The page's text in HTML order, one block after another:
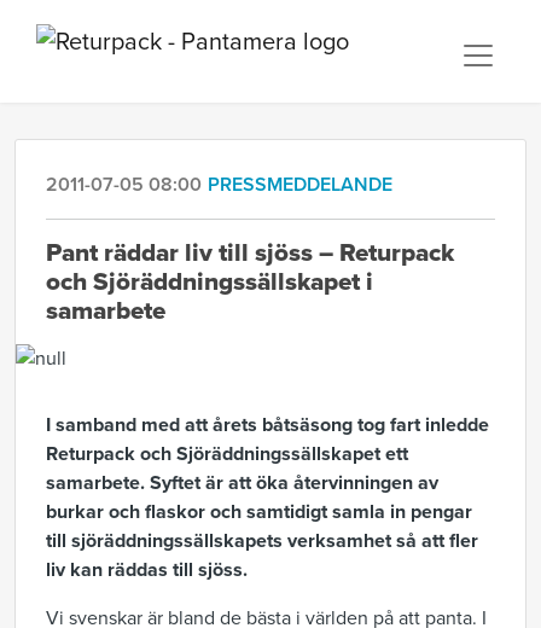
2011-07-05 08:00 PRESSMEDDELANDE
Pant räddar liv till sjöss – Returpack
och Sjöräddningssällskapet i
samarbete
I samband med att årets båtsäsong tog fart inledde
Returpack och Sjöräddningssällskapet ett
samarbete. Syftet är att öka återvinningen av
burkar och flaskor och samtidigt samla in pengar
till sjöräddningssällskapets verksamhet så att fler
liv kan räddas till sjöss.
Vi svenskar är bland de bästa i världen på att panta. I